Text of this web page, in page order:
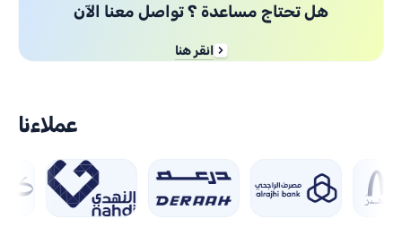
هل تحتاج مساعدة ؟ تواصل معنا الآن
انقر هنا
عملاءنا